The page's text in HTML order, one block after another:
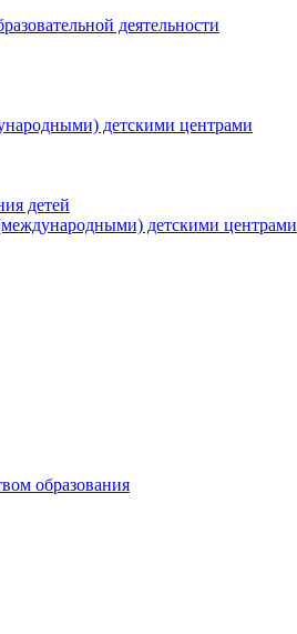
деятельности
детскими центрами
детей
детскими центрами
образования